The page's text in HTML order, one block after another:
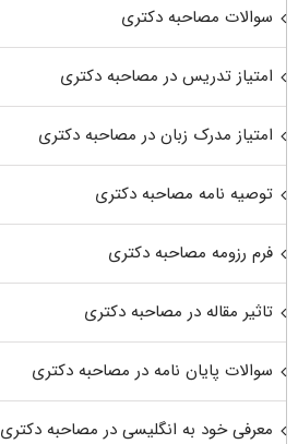
سوالات مصاحبه دکتری
امتیاز تدریس در مصاحبه دکتری
امتیاز مدرک زبان در مصاحبه دکتری
توصیه نامه مصاحبه دکتری
فرم رزومه مصاحبه دکتری
تاثیر مقاله در مصاحبه دکتری
سوالات پایان نامه در مصاحبه دکتری
معرفی خود به انگلیسی در مصاحبه دکتری